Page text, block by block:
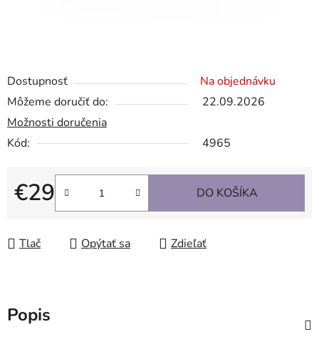
Dostupnosť
Na objednávku
Môžeme doručiť do:
22.09.2026
Možnosti doručenia
Kód:
4965
€29
Jednotková cena:
DO KOŠÍKA
Tlač Opýtať sa Zdieľať
Popis